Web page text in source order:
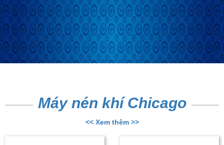
Máy nén khí Chicago
<< Xem thêm >>